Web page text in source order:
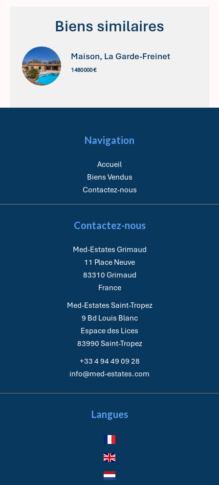
Biens similaires
Maison, La Garde-Freinet
1 480 000 €
Navigation
Accueil
Biens Vendus
Contactez-nous
Contactez-nous
Med-Estates Grimaud
11 Place Neuve
83310 Grimaud
France
Med-Estates Saint-Tropez
9 Bd Louis Blanc
Espace des Lices
83990 Saint-Tropez
+33 4 94 49 09 28
info@med-estates.com
Langues